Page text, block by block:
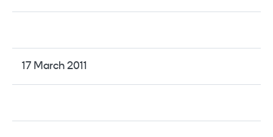
17 March 2011